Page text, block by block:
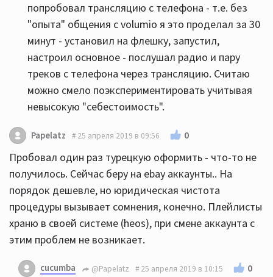
попробовал трансляцию с телефона - т.е. без
"опыта" общения с volumio я это проделал за 30
минут - установил на флешку, запустил,
настроил основное - послушал радио и пару
треков с телефона через трансляцию. Считаю
можно смело поэкспериментировать учитывая
невысокую "себестоимость".
Papelatz 25 апреля 2019 в 09:56 0
Пробовал один раз турецкую оформить - что-то не
получилось. Сейчас беру на ebay аккаунты.. На
порядок дешевле, но юридическая чистота
процедуры вызывает сомнения, конечно. Плейлисты
храню в своей системе (heos), при смене аккаунта с
этим проблем не возникает.
cucumba @Papelatz 25 апреля 2019 в 10:15 0